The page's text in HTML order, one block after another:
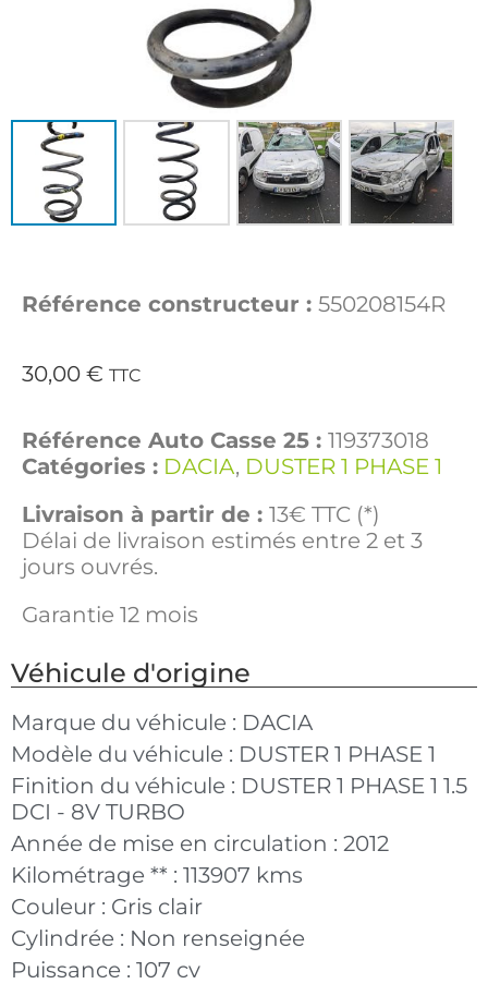
Référence constructeur : 550208154R
30,00 € TTC
Référence Auto Casse 25 : 119373018
Catégories : DACIA, DUSTER 1 PHASE 1
Livraison à partir de : 13€ TTC (*)
Délai de livraison estimés entre 2 et 3
jours ouvrés.
Garantie 12 mois
Véhicule d'origine
Marque du véhicule : DACIA
Modèle du véhicule : DUSTER 1 PHASE 1
Finition du véhicule : DUSTER 1 PHASE 1 1.5
DCI - 8V TURBO
Année de mise en circulation : 2012
Kilométrage ** : 113907 kms
Couleur : Gris clair
Cylindrée : Non renseignée
Puissance : 107 cv